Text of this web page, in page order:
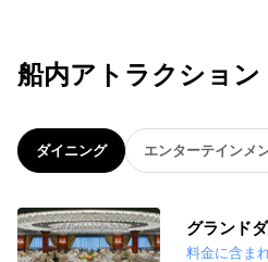
船内アトラクション
ダイニング エンターテインメ
グランド
料金に含ま